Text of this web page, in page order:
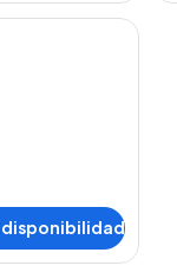
de noche y una mesita
hotel con cama,